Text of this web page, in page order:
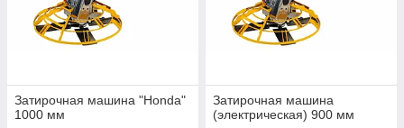
Затирочная машина "Honda"
1000 мм
Затирочная машина
(электрическая) 900 мм